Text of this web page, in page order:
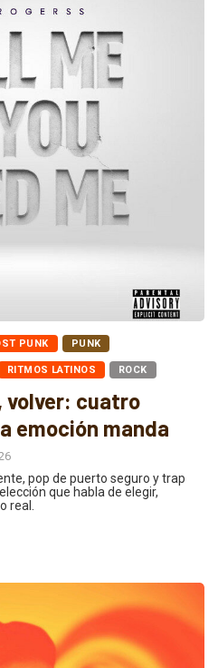
PUNK PUNK
RITMOS LATINOS ROCK
volver: cuatro
emoción manda
pop de puerto seguro y trap
que habla de elegir,
real.